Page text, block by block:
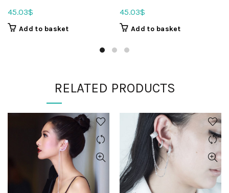
45.03$
Add to basket
45.03$
Add to basket
RELATED PRODUCTS